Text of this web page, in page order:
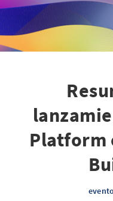
Platform